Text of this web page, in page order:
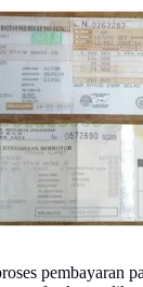
pembayaran